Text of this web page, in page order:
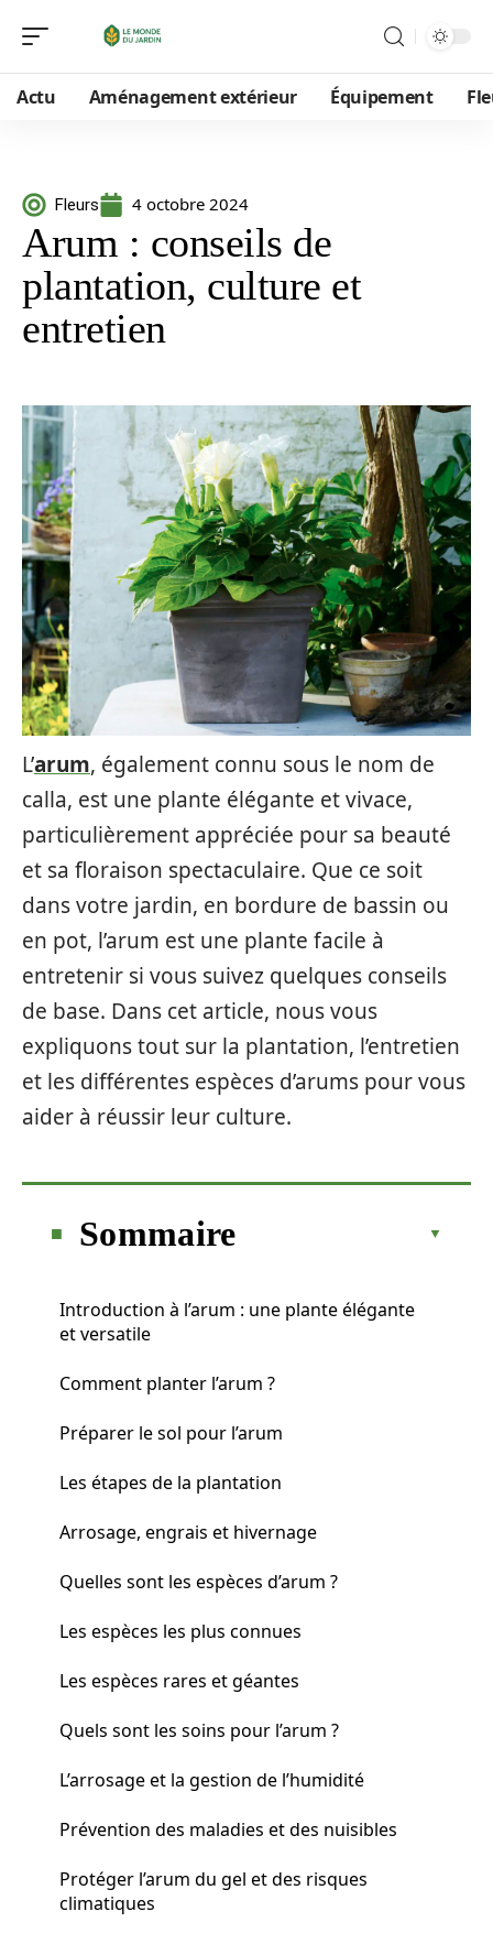
Actu Aménagement extérieur Équipement
Fleurs 4 octobre 2024
Arum : conseils de
plantation, culture et
entretien
L’arum, également connu sous le nom de
calla, est une plante élégante et vivace,
particulièrement appréciée pour sa beauté
et sa floraison spectaculaire. Que ce soit
dans votre jardin, en bordure de bassin ou
en pot, l’arum est une plante facile à
entretenir si vous suivez quelques conseils
de base. Dans cet article, nous vous
expliquons tout sur la plantation, l’entretien
et les différentes espèces d’arums pour vous
aider à réussir leur culture.
Sommaire
Introduction à l’arum : une plante élégante
et versatile
Comment planter l’arum ?
Préparer le sol pour l’arum
Les étapes de la plantation
Arrosage, engrais et hivernage
Quelles sont les espèces d’arum ?
Les espèces les plus connues
Les espèces rares et géantes
Quels sont les soins pour l’arum ?
L’arrosage et la gestion de l’humidité
Prévention des maladies et des nuisibles
Protéger l’arum du gel et des risques
climatiques